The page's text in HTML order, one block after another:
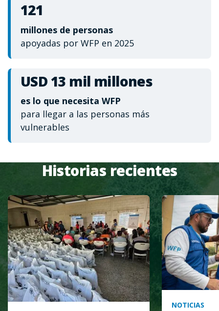
121
millones de personas
apoyadas por WFP en 2025
USD 13 mil millones
es lo que necesita WFP
para llegar a las personas más
vulnerables
Historias recientes
NOTICIAS